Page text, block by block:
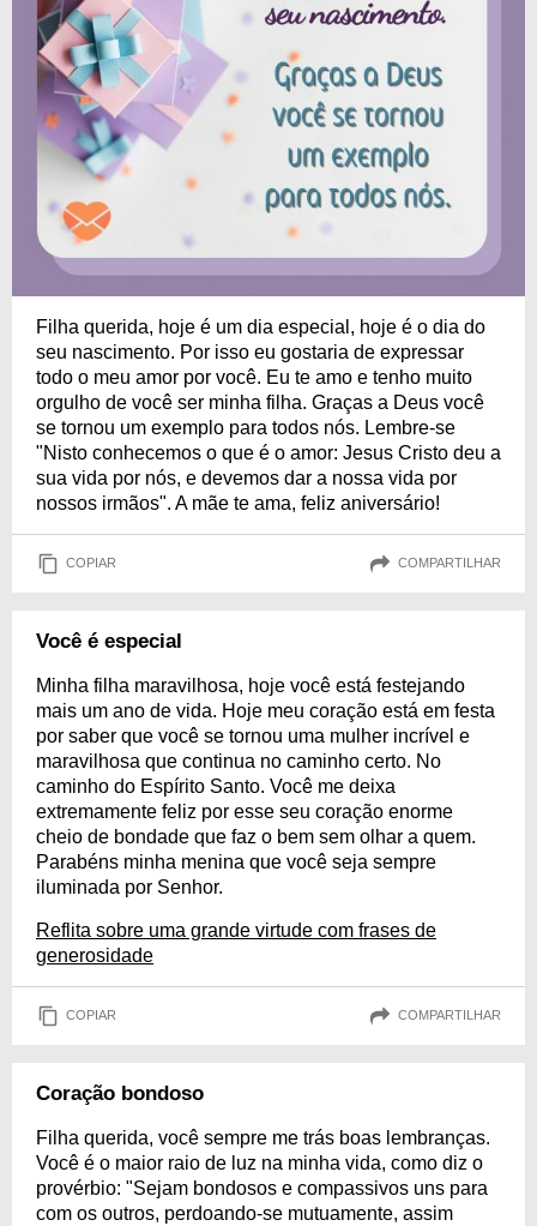
Filha querida, hoje é um dia especial, hoje é o dia do
seu nascimento. Por isso eu gostaria de expressar
todo o meu amor por você. Eu te amo e tenho muito
orgulho de você ser minha filha. Graças a Deus você
se tornou um exemplo para todos nós. Lembre-se
"Nisto conhecemos o que é o amor: Jesus Cristo deu a
sua vida por nós, e devemos dar a nossa vida por
nossos irmãos". A mãe te ama, feliz aniversário!
COPIAR COMPARTILHAR
Você é especial
Minha filha maravilhosa, hoje você está festejando
mais um ano de vida. Hoje meu coração está em festa
por saber que você se tornou uma mulher incrível e
maravilhosa que continua no caminho certo. No
caminho do Espírito Santo. Você me deixa
extremamente feliz por esse seu coração enorme
cheio de bondade que faz o bem sem olhar a quem.
Parabéns minha menina que você seja sempre
iluminada por Senhor.
Reflita sobre uma grande virtude com frases de
generosidade
COPIAR COMPARTILHAR
Coração bondoso
Filha querida, você sempre me trás boas lembranças.
Você é o maior raio de luz na minha vida, como diz o
provérbio: "Sejam bondosos e compassivos uns para
com os outros, perdoando-se mutuamente, assim